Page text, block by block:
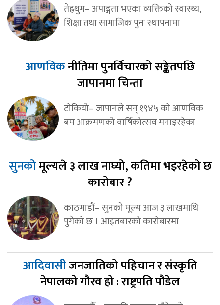
तेह्रथुम– अपाङ्गता भएका व्यक्तिको स्वास्थ्य,
शिक्षा तथा सामाजिक पुनः स्थापनामा
आणविकनीतिमा पुनर्विचारको सङ्केतपछि
जापानमा चिन्ता
टोकियो– जापानले सन् १९४५ को आणविक
बम आक्रमणको वार्षिकोत्सव मनाइरहेका
सुनकोमूल्यले ३ लाख नाघ्यो, कतिमा भइरहेको छ
कारोबार ?
काठमाडौं– सुनको मूल्य आज ३ लाखमाथि
पुगेको छ । आइतबारको कारोबारमा
आदिवासीजनजातिको पहिचान र संस्कृति
नेपालको गौरव हो : राष्ट्रपति पौडेल